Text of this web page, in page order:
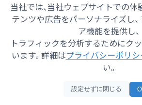
当社では、当社ウェブサイトでの体
テンツや広告をパーソナライズし
ア機能を提供し、
トラフィックを分析するためにク
います。 詳細はプライバシーポリシ
い。
設定せずに閉じる
Copyright© 2025 SHIZUOKA
All Rights Reserved.